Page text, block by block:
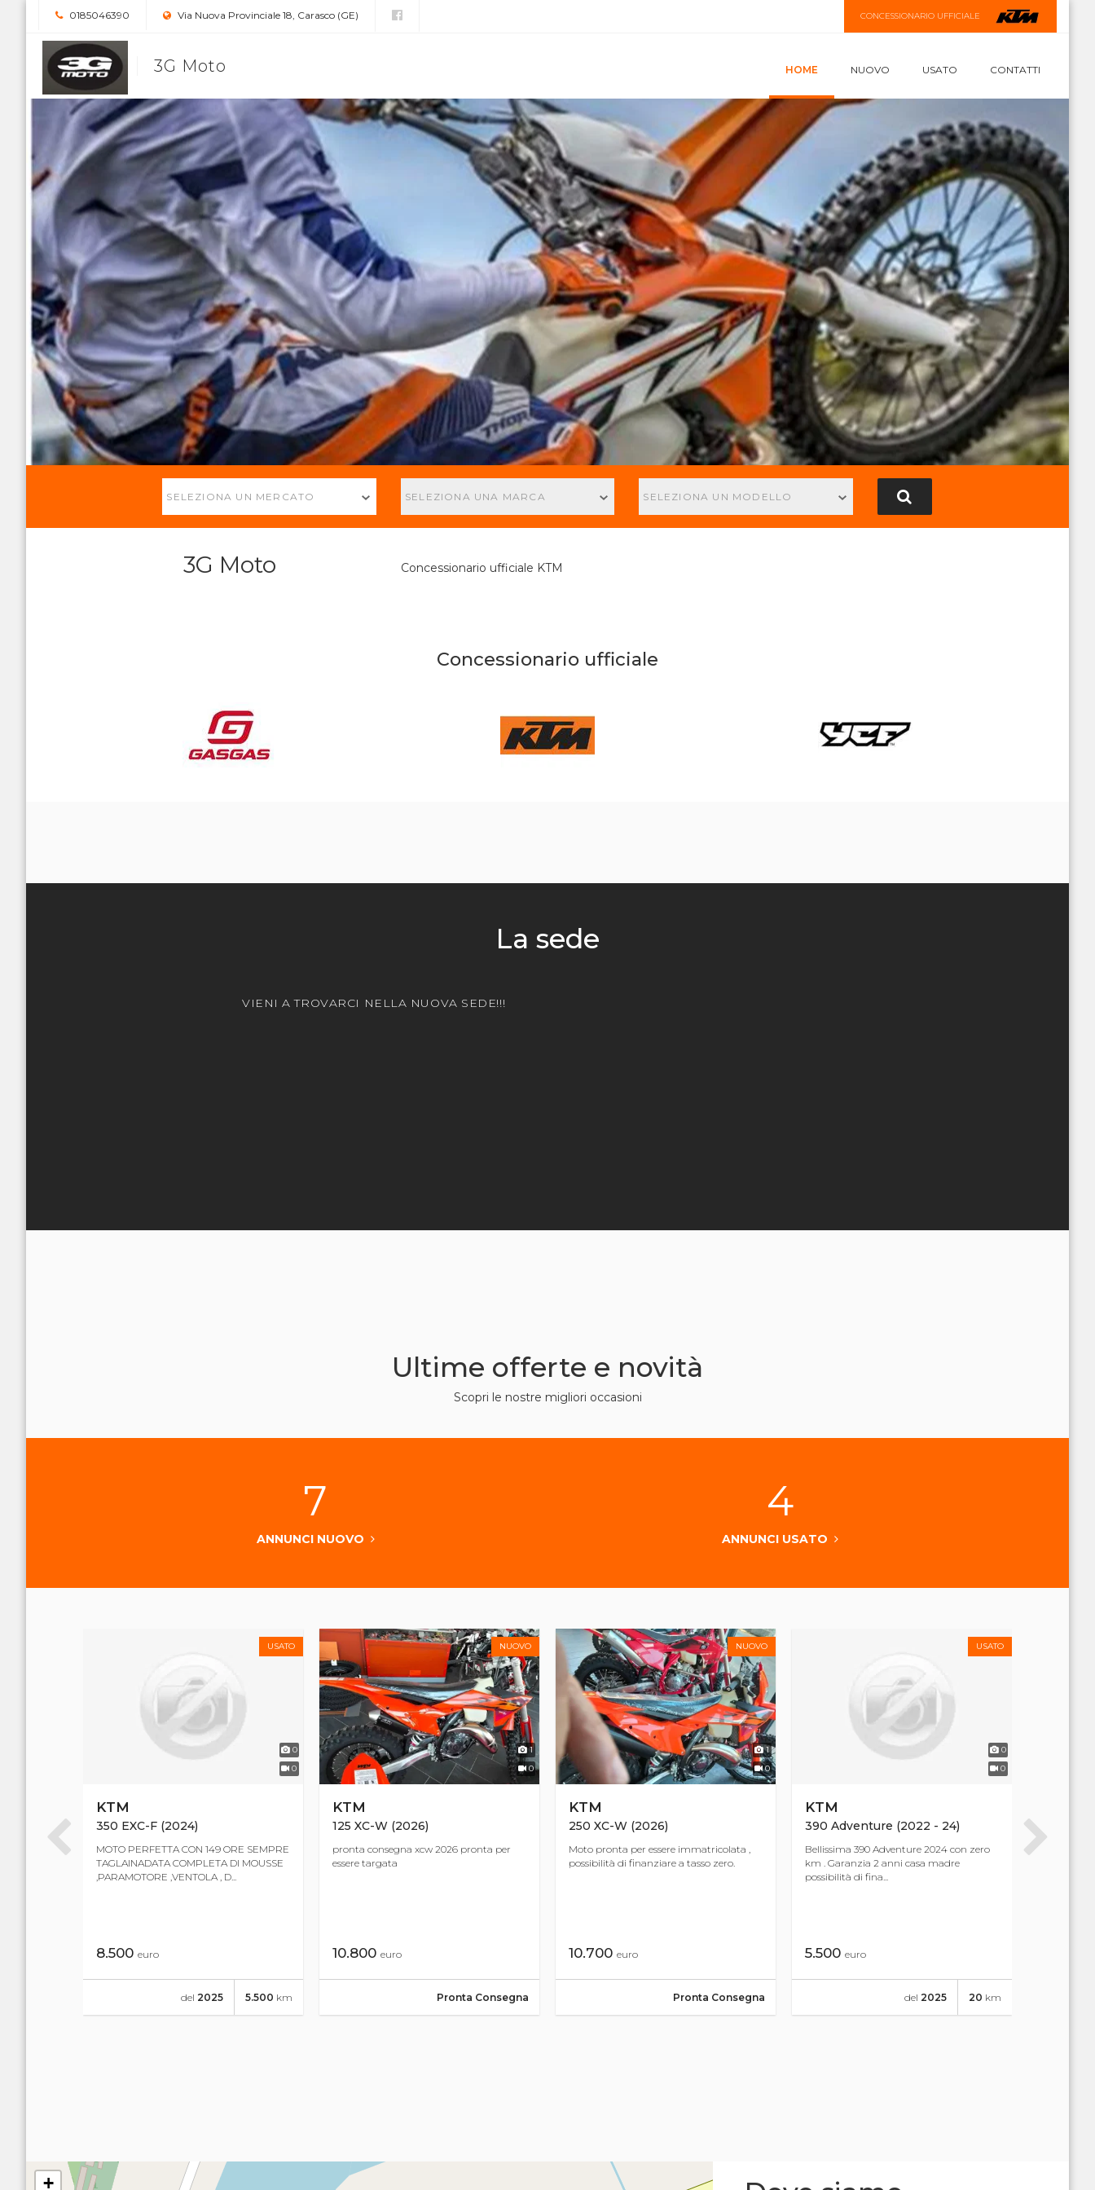
0185046390 Via Nuova Provinciale 18, Carasco (GE) CONCESSIONARIO UFFICIALE
3G Moto HOME NUOVO USATO CONTATTI
SELEZIONA UN MERCATO SELEZIONA UNA MARCA SELEZIONA UN MODELLO
3G Moto Concessionario ufficiale KTM
Concessionario ufficiale
La sede
VIENI A TROVARCI NELLA NUOVA SEDE!!!
Ultime offerte e novità
Scopri le nostre migliori occasioni
7
ANNUNCI NUOVO
4
ANNUNCI USATO
USATO
0
0
KTM
350 EXC-F (2024)
MOTO PERFETTA CON 149 ORE SEMPRE
TAGLAINADATA COMPLETA DI MOUSSE
,PARAMOTORE ,VENTOLA , D...
8.500 euro
5.500 km
del 2025
NUOVO
1
0
KTM
125 XC-W (2026)
pronta consegna xcw 2026 pronta per
essere targata
10.800 euro
Pronta Consegna
NUOVO
1
0
KTM
250 XC-W (2026)
Moto pronta per essere immatricolata ,
possibilità di finanziare a tasso zero.
10.700 euro
Pronta Consegna
USATO
0
0
KTM
390 Adventure (2022 - 24)
Bellissima 390 Adventure 2024 con zero
km . Garanzia 2 anni casa madre
possibilità di fina...
5.500 euro
20 km
del 2025
+